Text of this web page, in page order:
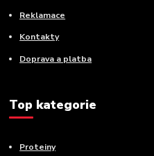
Reklamace
Kontakty
Doprava a platba
Top kategorie
Proteiny